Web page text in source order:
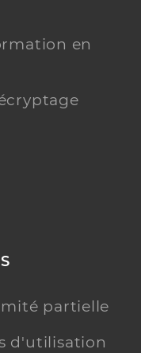
en
partielle
d'utilisation